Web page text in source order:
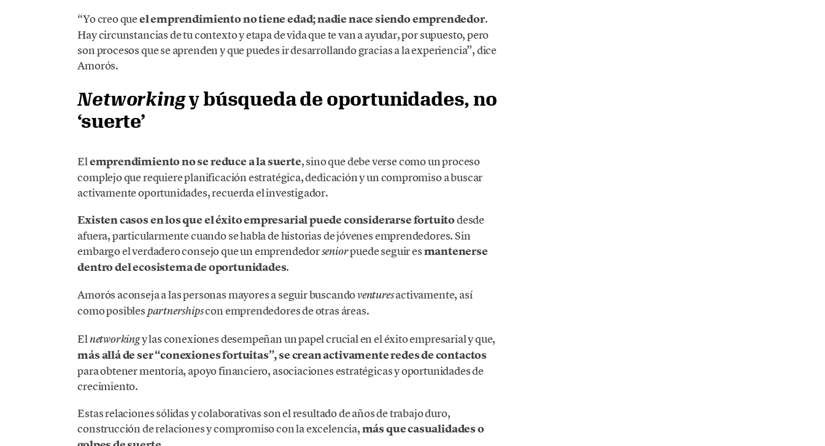
“Yo creo queel emprendimiento no tiene edad; nadie nace siendo emprendedor.
Hay circunstancias de tu contexto y etapa de vida que te van a ayudar, por supuesto, pero
son procesos que se aprenden y que puedes ir desarrollando gracias a la experiencia”, dice
Amorós.
Networkingy búsqueda de oportunidades, no
‘suerte’
Elemprendimiento no se reduce a la suerte, sino que debe verse como un proceso
complejo que requiere planificación estratégica, dedicación y un compromiso a buscar
activamente oportunidades, recuerda el investigador.
Existen casos en los que el éxito empresarial puede considerarse fortuitodesde
afuera, particularmente cuando se habla de historias de jóvenes emprendedores. Sin
embargo el verdadero consejo que un emprendedorseniorpuede seguir esmantenerse
dentro del ecosistema de oportunidades.
Amorós aconseja a las personas mayores a seguir buscandoventuresactivamente, así
como posiblespartnershipscon emprendedores de otras áreas.
Elnetworkingy las conexiones desempeñan un papel crucial en el éxito empresarial y que,
más allá de ser “conexiones fortuitas”, se crean activamente redes de contactos
para obtener mentoría, apoyo financiero, asociaciones estratégicas y oportunidades de
crecimiento.
Estas relaciones sólidas y colaborativas son el resultado de años de trabajo duro,
construcción de relaciones y compromiso con la excelencia,más que casualidades o